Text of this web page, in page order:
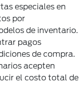
especiales en
por
de inventario.
pagos
de compra.
acepten
el costo total de